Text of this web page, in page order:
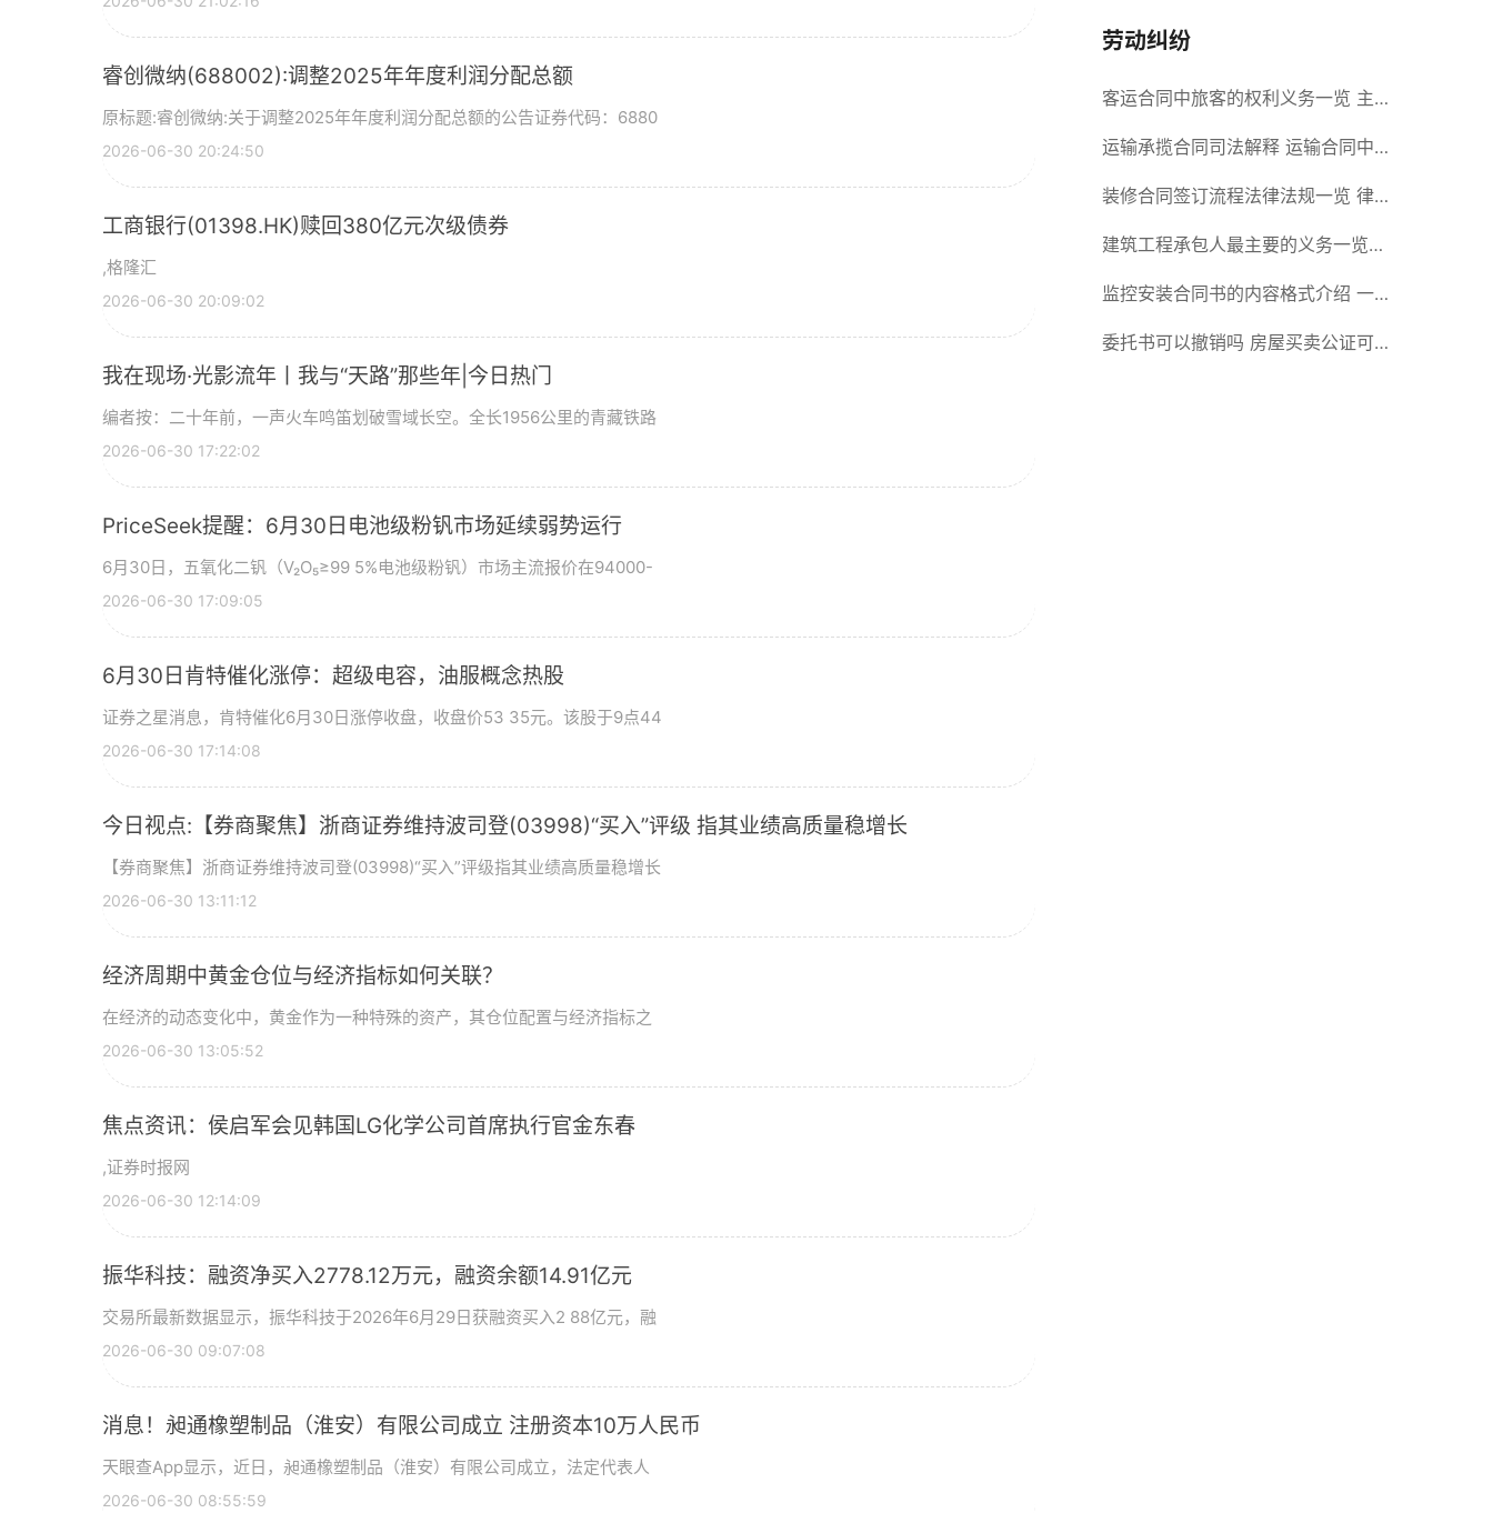
睿创微纳(688002):调整2025年年度利润分配总额
原标题:睿创微纳:关于调整2025年年度利润分配总额的公告证券代码：6880
2026-06-30 20:24:50
工商银行(01398.HK)赎回380亿元次级债券
,格隆汇
2026-06-30 20:09:02
我在现场·光影流年丨我与“天路”那些年|今日热门
编者按：二十年前，一声火车鸣笛划破雪域长空。全长1956公里的青藏铁路
2026-06-30 17:22:02
PriceSeek提醒：6月30日电池级粉钒市场延续弱势运行
6月30日，五氧化二钒（V₂O₅≥99 5%电池级粉钒）市场主流报价在94000-
2026-06-30 17:09:05
6月30日肯特催化涨停：超级电容，油服概念热股
证券之星消息，肯特催化6月30日涨停收盘，收盘价53 35元。该股于9点44
2026-06-30 17:14:08
今日视点:【券商聚焦】浙商证券维持波司登(03998)“买入”评级 指其业绩高质量稳增长
【券商聚焦】浙商证券维持波司登(03998)“买入”评级指其业绩高质量稳增长
2026-06-30 13:11:12
经济周期中黄金仓位与经济指标如何关联？
在经济的动态变化中，黄金作为一种特殊的资产，其仓位配置与经济指标之
2026-06-30 13:05:52
焦点资讯：侯启军会见韩国LG化学公司首席执行官金东春
,证券时报网
2026-06-30 12:14:09
振华科技：融资净买入2778.12万元，融资余额14.91亿元
交易所最新数据显示，振华科技于2026年6月29日获融资买入2 88亿元，融
2026-06-30 09:07:08
消息！昶通橡塑制品（淮安）有限公司成立 注册资本10万人民币
天眼查App显示，近日，昶通橡塑制品（淮安）有限公司成立，法定代表人
2026-06-30 08:55:59
劳动纠纷
客运合同中旅客的权利义务一览 主
要包括这些内容
运输承揽合同司法解释 运输合同中
承运人的义务有哪些
装修合同签订流程法律法规一览 律
师解答
建筑工程承包人最主要的义务一览
承包合同内容介绍
监控安装合同书的内容格式介绍 一
般包括这些条款
委托书可以撤销吗 房屋买卖公证可